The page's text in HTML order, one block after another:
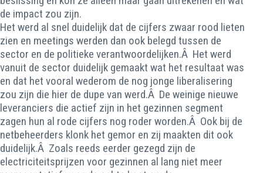
de impact zou zijn.
Het werd al snel duidelijk dat de cijfers zwaar rood lieten
zien en meetings werden dan ook belegd tussen de
sector en de politieke verantwoordelijken.Â Het werd
vanuit de sector duidelijk gemaakt wat het resultaat was
en dat het vooral wederom de nog jonge liberalisering
zou zijn die hier de dupe van werd.Â De weinige nieuwe
leveranciers die actief zijn in het gezinnen segment
zagen hun al rode cijfers nog roder worden.Â Ook bij de
netbeheerders klonk het gemor en zij maakten dit ook
duidelijk.Â Zoals reeds eerder gezegd zijn de
electriciteitsprijzen voor gezinnen al lang niet meer